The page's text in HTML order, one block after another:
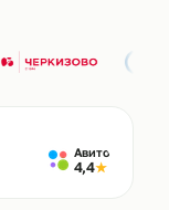
Авито
4,4★